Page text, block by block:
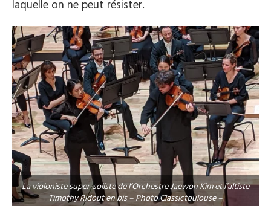
laquelle on ne peut résister.
La violoniste super-soliste de l’Orchestre Jaewon Kim et l’altiste
Timothy Ridout en bis – Photo Classictoulouse –